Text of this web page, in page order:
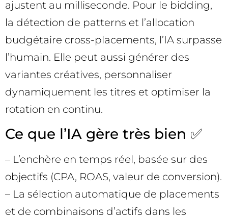
ajustent au milliseconde. Pour le bidding,
la détection de patterns et l’allocation
budgétaire cross-placements, l’IA surpasse
l’humain. Elle peut aussi générer des
variantes créatives, personnaliser
dynamiquement les titres et optimiser la
rotation en continu.
Ce que l’IA gère très bien ✅
– L’enchère en temps réel, basée sur des
objectifs (CPA, ROAS, valeur de conversion).
– La sélection automatique de placements
et de combinaisons d’actifs dans les